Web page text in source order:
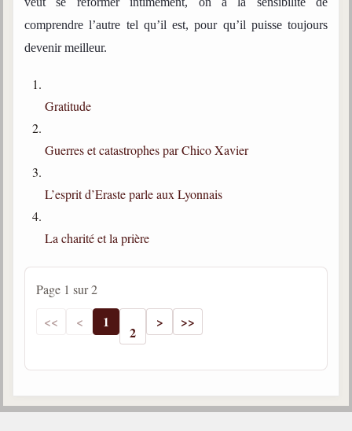
comprendre l’autre tel qu’il est, pour qu’il puisse toujours
devenir meilleur.
Gratitude
Guerres et catastrophes par Chico Xavier
L’esprit d’Eraste parle aux Lyonnais
La charité et la prière
Page 1 sur 2
1
2